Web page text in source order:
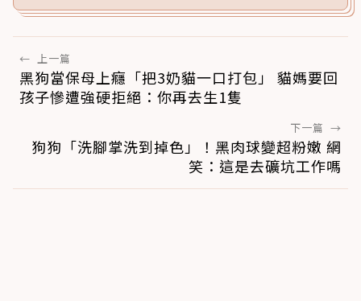
← 上一篇
黑狗當保母上癮「把3奶貓一口打包」 貓媽要回
孩子慘遭強硬拒絕：你再去生1隻
下一篇 →
狗狗「洗腳掌洗到掉色」！黑肉球變超粉嫩 網
笑：這是去礦坑工作嗎